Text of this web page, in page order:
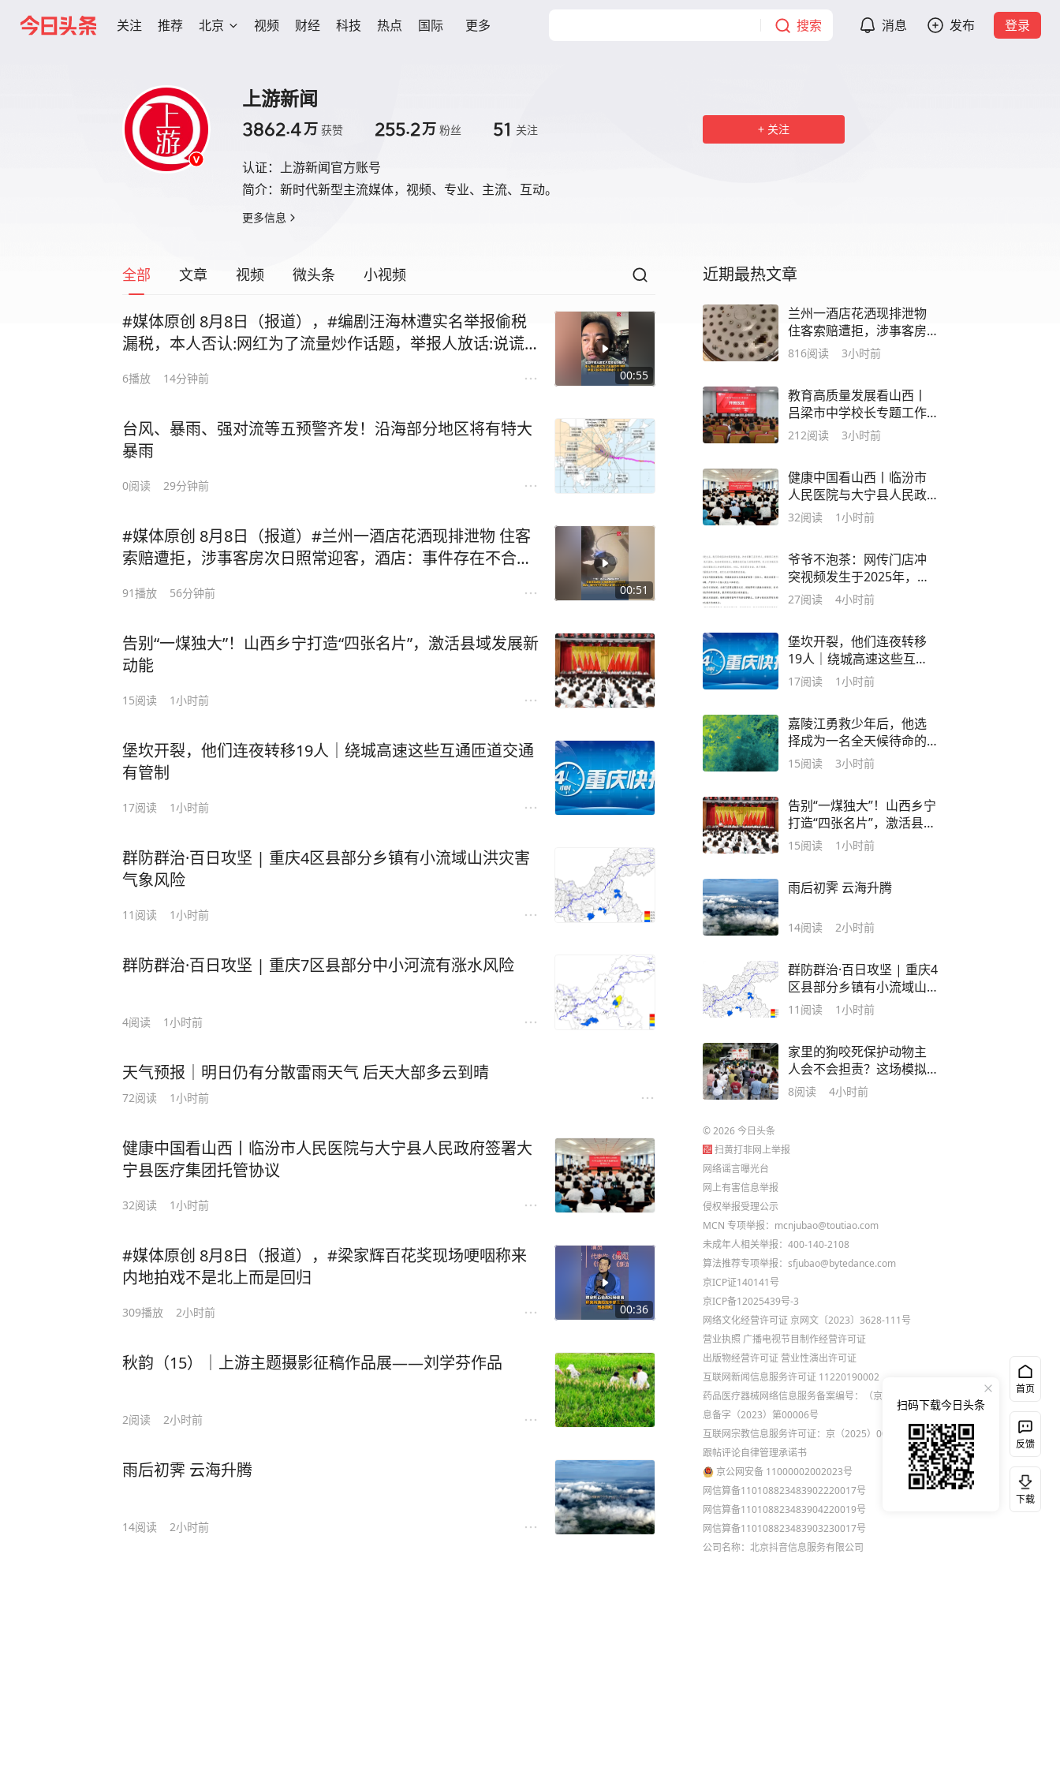
关注 推荐 北京 视频 财经 科技 热点 国际 更多 搜索 消息 发布 登录
上游新闻
3862.4万 获赞 255.2万 粉丝 51 关注
认证： 上游新闻官方账号
简介： 新时代新型主流媒体，视频、专业、主流、互动。
更多信息
关注
全部 文章 视频 微头条 小视频
00:55
#媒体原创 8月8日（报道），#编剧汪海林遭实名举报偷税
漏税，本人否认:网红为了流量炒作话题，举报人放话:说谎
税漏税
6播放 14分钟前
台风、暴雨、强对流等五预警齐发！沿海部分地区将有特大
暴雨
0阅读 29分钟前
00:51
#媒体原创 8月8日（报道）#兰州一酒店花洒现排泄物 住客
索赔遭拒，涉事客房次日照常迎客，酒店：事件存在不合理
泄物住客索赔遭拒 #涉事酒店回应花洒现排泄物
91播放 56分钟前
告别“一煤独大”！山西乡宁打造“四张名片”，激活县域发展新
动能
15阅读 1小时前
堡坎开裂，他们连夜转移19人｜绕城高速这些互通匝道交通
有管制
17阅读 1小时前
群防群治·百日攻坚 | 重庆4区县部分乡镇有小流域山洪灾害
气象风险
11 阅读 1小时前
群防群治·百日攻坚 | 重庆7区县部分中小河流有涨水风险
4阅读 1小时前
天气预报｜明日仍有分散雷雨天气 后天大部多云到晴
72阅读 1小时前
健康中国看山西丨临汾市人民医院与大宁县人民政府签署大
宁县医疗集团托管协议
32阅读 1小时前
00:36
#媒体原创 8月8日（报道），#梁家辉百花奖现场哽咽称来
内地拍戏不是北上而是回归
309播放 2小时前
秋韵（15）｜上游主题摄影征稿作品展——刘学芬作品
2阅读 2小时前
雨后初霁 云海升腾
14阅读 2小时前
近期最热文章
兰州一酒店花洒现排泄物
住客索赔遭拒，涉事客房
次日照常迎客，酒店回应
816阅读 3小时前
教育高质量发展看山西丨
吕梁市中学校长专题工作
培训班开班
212阅读 3小时前
健康中国看山西丨临汾市
人民医院与大宁县人民政
府签署大宁县医疗集团托
32阅读 1小时前
爷爷不泡茶：网传门店冲
突视频发生于2025年，双
方已达成和解
27阅读 4小时前
堡坎开裂，他们连夜转移
19人｜绕城高速这些互通
匝道交通有管制
17阅读 1小时前
嘉陵江勇救少年后，他选
择成为一名全天候待命的
救援志愿者
15阅读 3小时前
告别“一煤独大”！山西乡宁
打造“四张名片”，激活县域
发展新动能
15阅读 1小时前
雨后初霁 云海升腾
14阅读 2小时前
群防群治·百日攻坚 | 重庆4
区县部分乡镇有小流域山
洪灾害气象风险
11 阅读 1小时前
家里的狗咬死保护动物主
人会不会担责？这场模拟
庭审告诉你
8阅读 4小时前
©2026今日头条
扫黄打非网上举报
网络谣言曝光台
网上有害信息举报
侵权举报受理公示
MCN 专项举报：mcnjubao@toutiao.com
未成年人相关举报：400-140-2108
算法推荐专项举报：sfjubao@bytedance.com
京ICP证140141号
京ICP备12025439号-3
网络文化经营许可证 京网文〔2023〕3628-111号
营业执照 广播电视节目制作经营许可证
出版物经营许可证 营业性演出许可证
互联网新闻信息服务许可证 11220190002
药品医疗器械网络信息服务备案编号：（京）网药械信
息备字（2023）第00006号
互联网宗教信息服务许可证：京（2025）0000021
跟帖评论自律管理承诺书
京公网安备 11000002002023号
网信算备110108823483902220017号
网信算备110108823483904220019号
网信算备110108823483903230017号
公司名称：北京抖音信息服务有限公司
首页
反馈
下载
扫码下载今日头条